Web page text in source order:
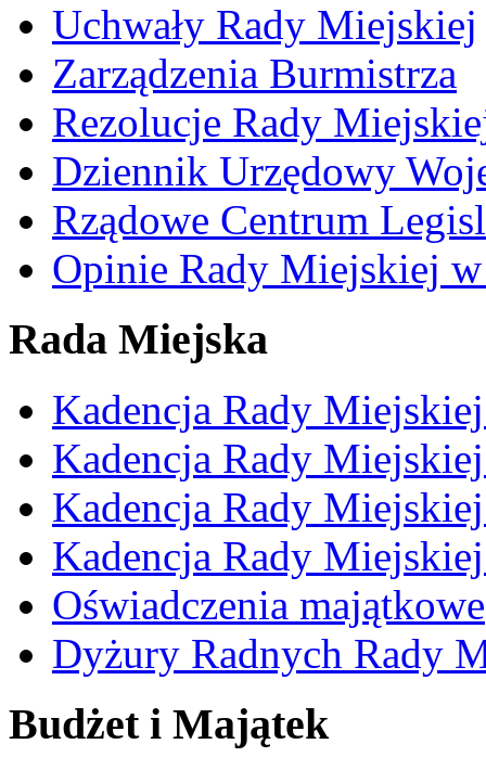
Uchwały Rady Miejskiej
Zarządzenia Burmistrza
Rezolucje Rady
Dziennik Urzędowy
Rządowe Centrum
Opinie Rady Miejskiej w
Rada Miejska
Kadencja Rady
Kadencja Rady
Kadencja Rady
Kadencja Rady
Oświadczenia majątkowe
Dyżury Radnych Rady
Budżet i Majątek